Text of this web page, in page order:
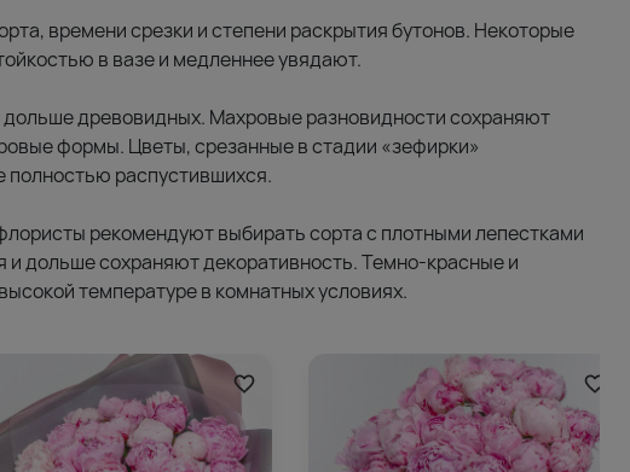
времени срезки и степени раскрытия бутонов. Некоторые
в вазе и медленнее увядают.
дольше древовидных. Махровые разновидности сохраняют
формы. Цветы, срезанные в стадии «зефирки»
полностью распустившихся.
рекомендуют выбирать сорта с плотными лепестками
дольше сохраняют декоративность. Темно-красные и
температуре в комнатных условиях.